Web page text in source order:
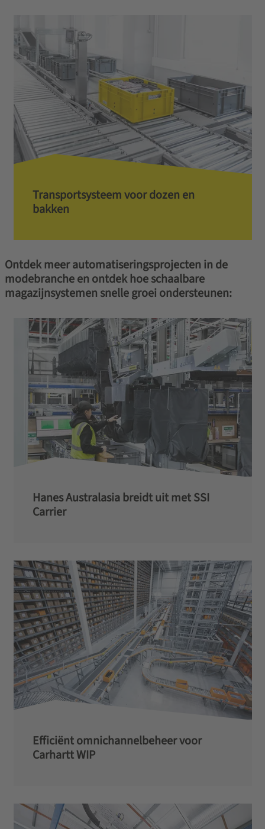
Transportsysteem voor dozen en
bakken
Ontdek meer automatiseringsprojecten in de
modebranche en ontdek hoe schaalbare
magazijnsystemen snelle groei ondersteunen:
Hanes Australasia breidt uit met SSI
Carrier
Efficiënt omnichannelbeheer voor
Carhartt WIP